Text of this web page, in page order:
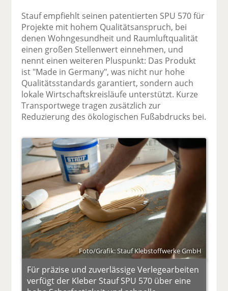
Stauf empfiehlt seinen patentierten SPU 570 für
Projekte mit hohem Qualitätsanspruch, bei
denen Wohngesundheit und Raumluftqualität
einen großen Stellenwert einnehmen, und
nennt einen weiteren Pluspunkt: Das Produkt
ist "Made in Germany", was nicht nur hohe
Qualitätsstandards garantiert, sondern auch
lokale Wirtschaftskreisläufe unterstützt. Kurze
Transportwege tragen zusätzlich zur
Reduzierung des ökologischen Fußabdrucks bei.
Foto/Grafik: Stauf Klebstoffwerke GmbH
Für präzise und zuverlässige Verlegearbeiten
verfügt der Kleber Stauf SPU 570 über eine